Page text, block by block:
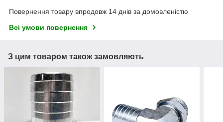
Повернення товару впродовж 14 днів за домовленістю
Всі умови повернення
З цим товаром також замовляють